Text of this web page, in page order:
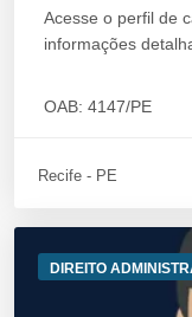
Acesse o perfil de
informações
OAB: 4147/PE
Recife - PE
DIREITO